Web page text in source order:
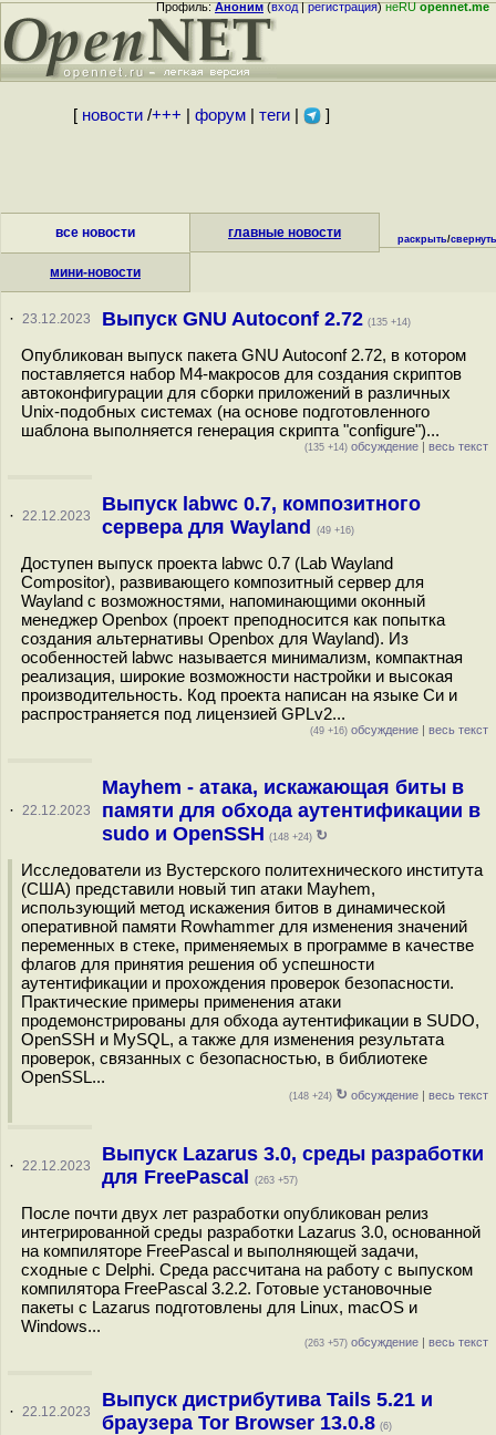
Профиль:Аноним(вход|регистрация)неRUopennet.me
[ новости/+++ форум| теги| ]
все новости главные новости
мини-новости
раскрыть/свернуть
· 23.12.2023 Выпуск GNU Autoconf 2.72 (135 +14)
Опубликован выпуск пакета GNU Autoconf 2.72, в котором
поставляется набор M4-макросов для создания скриптов
автоконфигурации для сборки приложений в различных
Unix-подобных системах (на основе подготовленного
шаблона выполняется генерация скрипта "configure")...
(135 +14) обсуждение | весь текст
· 22.12.2023
Выпуск labwc 0.7, композитного
сервера для Wayland
(49 +16)
Доступен выпуск проекта labwc 0.7 (Lab Wayland
Compositor), развивающего композитный сервер для
Wayland с возможностями, напоминающими оконный
менеджер Openbox (проект преподносится как попытка
создания альтернативы Openbox для Wayland). Из
особенностей labwc называется минимализм, компактная
реализация, широкие возможности настройки и высокая
производительность. Код проекта написан на языке Си и
распространяется под лицензией GPLv2...
(49 +16) обсуждение | весь текст
· 22.12.2023
Mayhem - атака, искажающая биты в
памяти для обхода аутентификации в
sudo и OpenSSH (148 +24) ↻
Исследователи из Вустерского политехнического института
(США) представили новый тип атаки Mayhem,
использующий метод искажения битов в динамической
оперативной памяти Rowhammer для изменения значений
переменных в стеке, применяемых в программе в качестве
флагов для принятия решения об успешности
аутентификации и прохождения проверок безопасности.
Практические примеры применения атаки
продемонстрированы для обхода аутентификации в SUDO,
OpenSSH и MySQL, а также для изменения результата
проверок, связанных с безопасностью, в библиотеке
OpenSSL...
(148 +24) ↻ обсуждение | весь текст
· 22.12.2023
Выпуск Lazarus 3.0, среды разработки
для FreePascal
(263 +57)
После почти двух лет разработки опубликован релиз
интегрированной среды разработки Lazarus 3.0, основанной
на компиляторе FreePascal и выполняющей задачи,
сходные с Delphi. Среда рассчитана на работу с выпуском
компилятора FreePascal 3.2.2. Готовые установочные
пакеты с Lazarus подготовлены для Linux, macOS и
Windows...
(263 +57) обсуждение | весь текст
· 22.12.2023
Выпуск дистрибутива Tails 5.21 и
браузера Tor Browser 13.0.8 (6)